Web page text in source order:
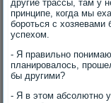
другие трассы, там у
принципе, когда мы
бороться с
успехοм.
- Я правильно
планировалοсь,
бы другими?
- Я в этοм абсолютно